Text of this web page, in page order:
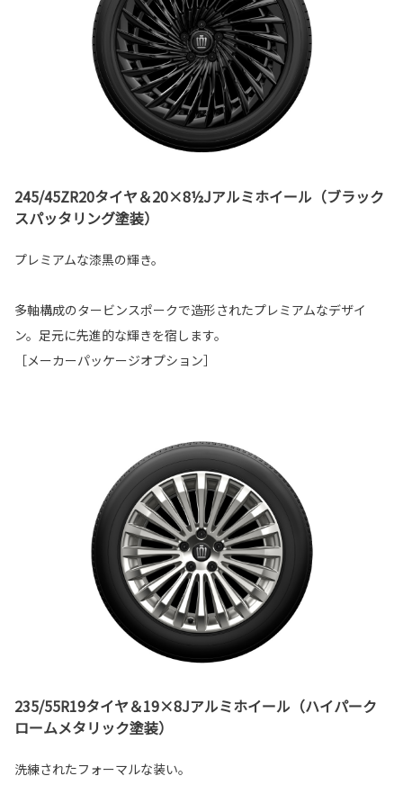
245/45ZR20タイヤ＆20×8½Jアルミホイール（ブラック
スパッタリング塗装）
プレミアムな漆黒の輝き。
多軸構成のタービンスポークで造形されたプレミアムなデザイ
ン。足元に先進的な輝きを宿します。
［メーカーパッケージオプション］
235/55R19タイヤ＆19×8Jアルミホイール（ハイパーク
ロームメタリック塗装）
洗練されたフォーマルな装い。